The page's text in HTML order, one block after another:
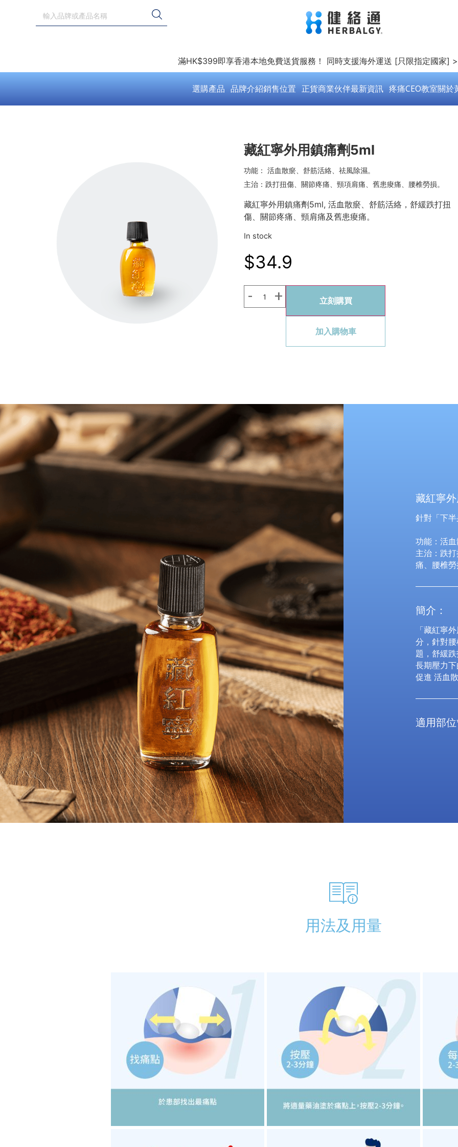
滿HK$399即享香港本地免費送貨服務！ 同時支援海外運送 [只限指定國家]
選購產品 品牌介紹銷售位置 正貨商業伙伴最新資訊 疼痛CEO教室關於
藏紅寧外用鎮痛劑5ml
功能： 活血散瘀、舒筋活絡、祛風除濕。
主治：跌打扭傷、關節疼痛、頸項肩痛、舊患痠痛、腰椎勞損。
藏紅寧外用鎮痛劑5ml, 活血散瘀、舒筋活絡，舒緩跌打扭
傷、關節疼痛、頸肩痛及舊患痠痛。
In stock
$34.9
立刻購買
加入購物車
藏紅寧
針對「下
功能：活
主治：跌
痛、腰椎勞
簡介：
「藏紅寧
分，針對
題，舒緩
長期壓力
促進 活血
適用部位
用法及用量